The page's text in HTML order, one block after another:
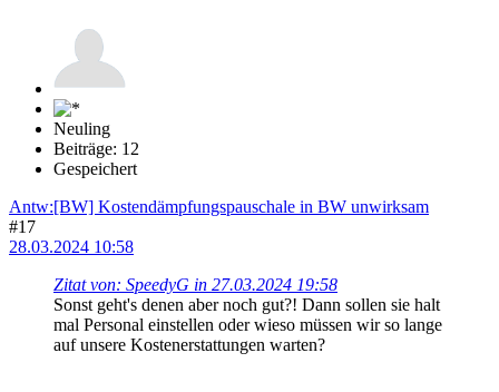
Neuling
Beiträge: 12
Gespeichert
Antw:[BW] Kostendämpfungspauschale in BW unwirksam
#17
28.03.2024 10:58
Zitat von: SpeedyG in 27.03.2024 19:58
Sonst geht's denen aber noch gut?! Dann sollen sie halt
mal Personal einstellen oder wieso müssen wir so lange
auf unsere Kostenerstattungen warten?